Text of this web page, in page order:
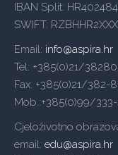
IBAN Split:
SWIFT: RZBHHR2XXX
Email: info@aspira.hr
Tel: +385(0)21/
Fax: +385(0)21/382-
Mob.:+385(0)99/
Cjeloživotno
email: edu@aspira.hr